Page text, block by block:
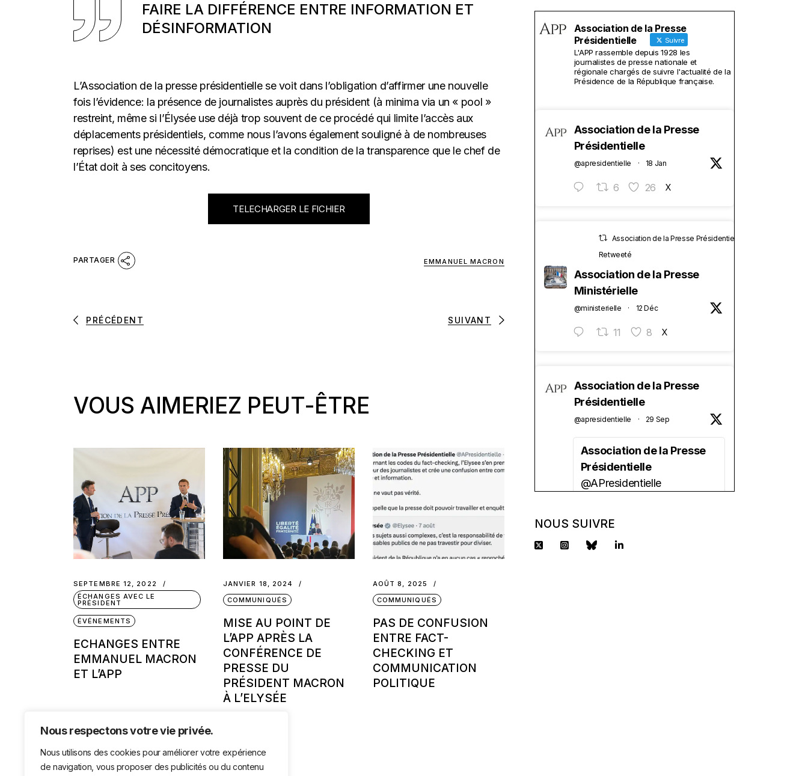
Nous respectons votre vie privée.
Nous utilisons des cookies pour améliorer votre expérience
de navigation, vous proposer des publicités ou du contenu
FAIRE LA DIFFÉRENCE ENTRE INFORMATION ET
DÉSINFORMATION
L’Association de la presse présidentielle se voit dans l’obligation d’affirmer une nouvelle
fois l’évidence: la présence de journalistes auprès du président (à minima via un « pool »
restreint, même si l’Élysée use déjà trop souvent de ce procédé qui limite l’accès aux
déplacements présidentiels, comme nous l’avons également souligné à de nombreuses
reprises) est une nécessité démocratique et la condition de la transparence que le chef de
l’État doit à ses concitoyens.
TELECHARGER LE FICHIER
EMMANUEL MACRON
PRÉCÉDENT SUIVANT
VOUS AIMERIEZ PEUT-ÊTRE
SEPTEMBRE 12, 2022
ÉCHANGES AVEC LE
PRÉSIDENT
ÉVÉNEMENTS
ECHANGES ENTRE
EMMANUEL MACRON
ET L’APP
JANVIER 18, 2024
COMMUNIQUÉS
MISE AU POINT DE
L’APP APRÈS LA
CONFÉRENCE DE
PRESSE DU
PRÉSIDENT MACRON
À L’ELYSÉE
AOÛT 8, 2025
COMMUNIQUÉS
PAS DE CONFUSION
ENTRE FACT-
CHECKING ET
COMMUNICATION
POLITIQUE
Association de la Presse
Présidentielle
Suivre
L'APP rassemble depuis 1928 les
journalistes de presse nationale et
régionale chargés de suivre l'actualité de la
Présidence de la République française.
Association de la Presse
Présidentielle
@apresidentielle · 18 Jan
6 26 X
Association de la Presse Présidentielle
Retweeté
Association de la Presse
Ministérielle
@ministerielle · 12 Déc
11 8 X
Association de la Presse
Présidentielle
@apresidentielle · 29 Sep
Association de la Presse
Présidentielle
@APresidentielle
journalisme ?
Vous avez besoin d'une
NOUS SUIVRE